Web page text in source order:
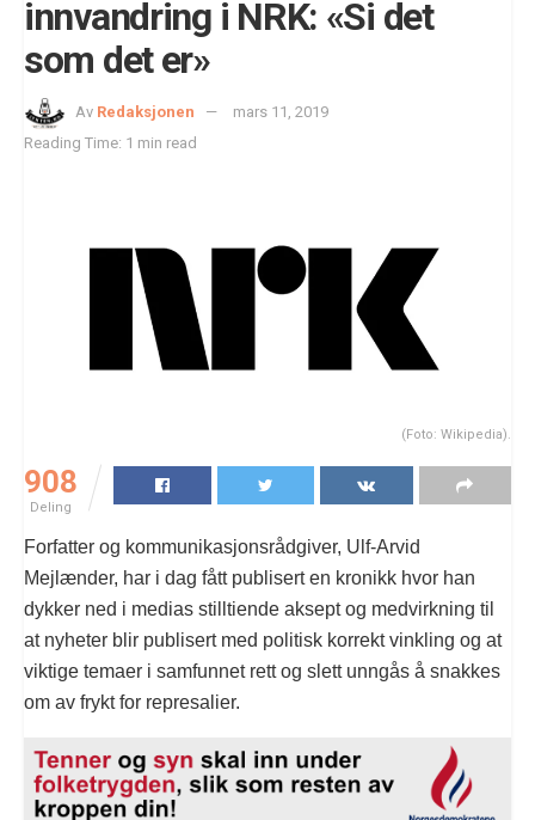
innvandring i NRK: «Si det
som det er»
Av Redaksjonen
mars 11, 2019
Reading Time: 1 min read
(Foto: Wikipedia).
908
Deling
Forfatter og kommunikasjonsrådgiver, Ulf-Arvid
Mejlænder, har i dag fått publisert en kronikk hvor han
dykker ned i medias stilltiende aksept og medvirkning til
at nyheter blir publisert med politisk korrekt vinkling og at
viktige temaer i samfunnet rett og slett unngås å snakkes
om av frykt for represalier.